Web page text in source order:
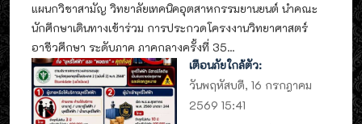
แผนกวิชาสามัญ วิทยาลัยเทคนิคอุตสาหกรรมยานยนต์ นำคณะ
นักศึกษาเดินทางเข้าร่วม การประกวดโครงงานวิทยาศาสตร์
อาชีวศึกษา ระดับภาค ภาคกลางครั้งที่ 35...
เตือนภัยใกล้ตัว:
วันพฤหัสบดี, 16 กรกฎาคม
2569 15:41